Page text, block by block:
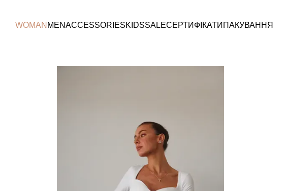
WOMAN MENACCESSORIESKIDSSALEСЕРТИФІКАТИ ПАКУВАННЯ